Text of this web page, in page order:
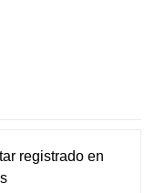
registradoen